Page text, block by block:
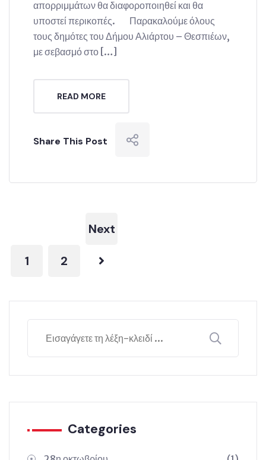
απορριμμάτων θα διαφοροποιηθεί και θα
υποστεί περικοπές. Παρακαλούμε όλους
τους δημότες του Δήμου Αλιάρτου – Θεσπιέων,
με σεβασμό στο […]
READ MORE
Share This Post
1 2
Next
Categories